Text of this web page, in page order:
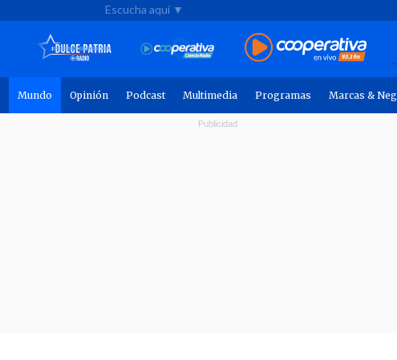
Escucha aquí ▼
Mundo Opinión Podcast Multimedia Programas Marcas &